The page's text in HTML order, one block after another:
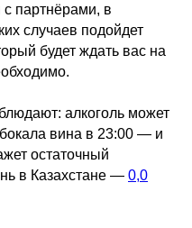
с партнёрами, в
случаев подойдет
будет ждать вас на
алкоголь может
вина в 23:00 — и
остаточный
в Казахстане — 0,0